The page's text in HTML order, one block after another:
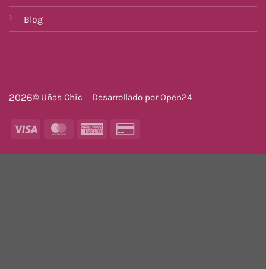
Blog
2026© Uñas Chic Desarrollado porOpen24
Visa MasterCardAmerican